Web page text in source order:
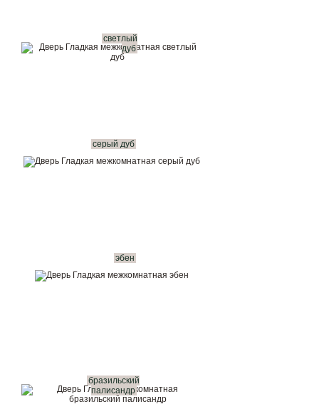
светлый
дуб
серый дуб
эбен
бразильский
палисандр